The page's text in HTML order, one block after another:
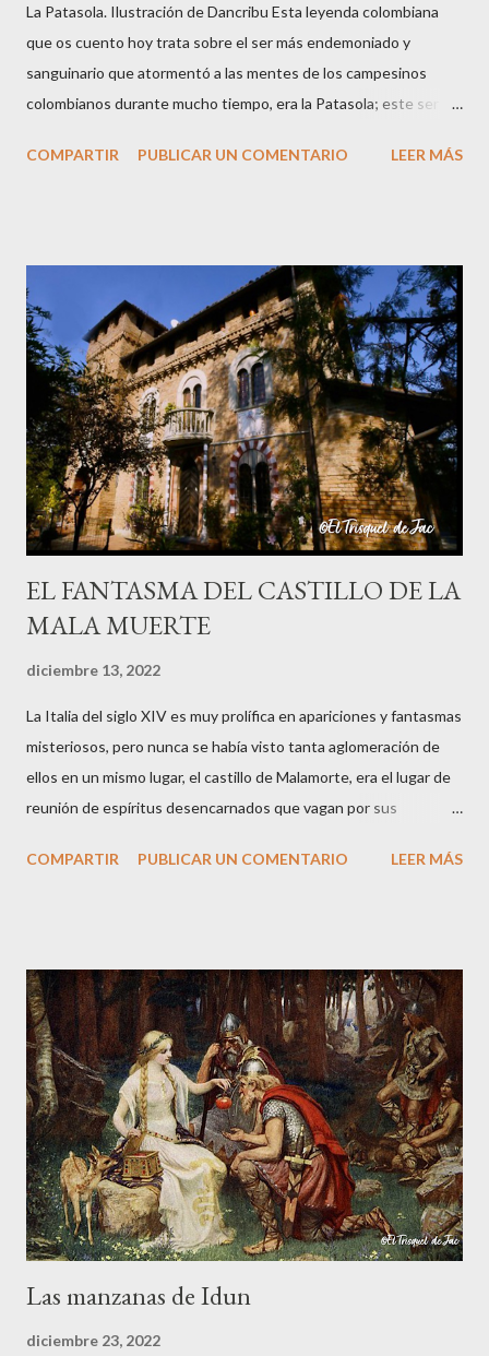
La Patasola. Ilustración de Dancribu Esta leyenda colombiana
que os cuento hoy trata sobre el ser más endemoniado y
sanguinario que atormentó a las mentes de los campesinos
colombianos durante mucho tiempo, era la Patasola; este ser
una hermosa mujer que avanzaba dando grandes saltos con la
Patasola es el espíritu de una mujer infiel que tenía amores con
el jefe de su marido; cuando éste descubrió el engaño mató a su
jefe con un machete y a ella le cortó una pierna y salió corriendo
su única pierna hasta que se desangró y murió. También cuentan
que era una mujer que perdió una pierna por estar cortando leña
un Viernes Santo, cuando supuestamente nadie debe trabajar ni
hacer nada, y quedó condenada a errar por el mundo, y se oyen ...
COMPARTIR PUBLICAR UN COMENTARIO LEER MÁS
EL FANTASMA DEL CASTILLO DE LA
MALA MUERTE
diciembre 13, 2022
La Italia del siglo XIV es muy prolífica en apariciones y fantasmas
misteriosos, pero nunca se había visto tanta aglomeración de
ellos en un mismo lugar, el castillo de Malamorte, era el lugar de
reunión de espíritus desencarnados que vagan por sus
llevaron a la muerte. Arranco la narración de esta historia veraz
la fortaleza. La noche caía sobre la ciudad de y a Vitorio le
tocaron el hombro por detrás. Las armaduras no dejaban ver los
rostros de aquellos personajes tan peculiares. Le pidieron que
les siguiera y Vitorio, intrigado, decidió hacerlo. Una vez dentro
del castillo, los dos guerreros medievales le señalaron un muro
falso donde estaba guardado un fabuloso tesoro. Solo le
pusieron una condición, pero si no la cumplía a rajatabla...
COMPARTIR PUBLICAR UN COMENTARIO LEER MÁS
Las manzanas de Idun
diciembre 23, 2022